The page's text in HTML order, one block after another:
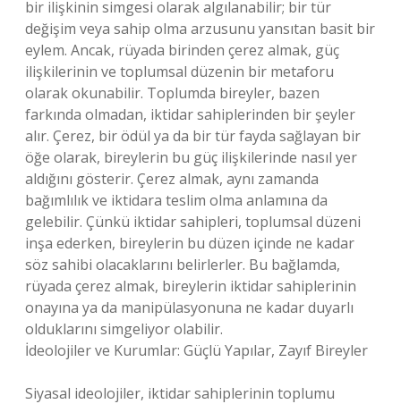
bir ilişkinin simgesi olarak algılanabilir; bir tür
değişim veya sahip olma arzusunu yansıtan basit bir
eylem. Ancak, rüyada birinden çerez almak, güç
ilişkilerinin ve toplumsal düzenin bir metaforu
olarak okunabilir. Toplumda bireyler, bazen
farkında olmadan, iktidar sahiplerinden bir şeyler
alır. Çerez, bir ödül ya da bir tür fayda sağlayan bir
öğe olarak, bireylerin bu güç ilişkilerinde nasıl yer
aldığını gösterir. Çerez almak, aynı zamanda
bağımlılık ve iktidara teslim olma anlamına da
gelebilir. Çünkü iktidar sahipleri, toplumsal düzeni
inşa ederken, bireylerin bu düzen içinde ne kadar
söz sahibi olacaklarını belirlerler. Bu bağlamda,
rüyada çerez almak, bireylerin iktidar sahiplerinin
onayına ya da manipülasyonuna ne kadar duyarlı
olduklarını simgeliyor olabilir.
İdeolojiler ve Kurumlar: Güçlü Yapılar, Zayıf Bireyler
Siyasal ideolojiler, iktidar sahiplerinin toplumu